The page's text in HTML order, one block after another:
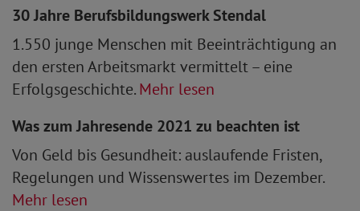
30 Jahre Berufsbildungswerk Stendal
1.550 junge Menschen mit Beeinträchtigung an
den ersten Arbeitsmarkt vermittelt – eine
Erfolgsgeschichte.Mehr lesen
Was zum Jahresende 2021 zu beachten ist
Von Geld bis Gesundheit: auslaufende Fristen,
Regelungen und Wissenswertes im Dezember.
Mehr lesen